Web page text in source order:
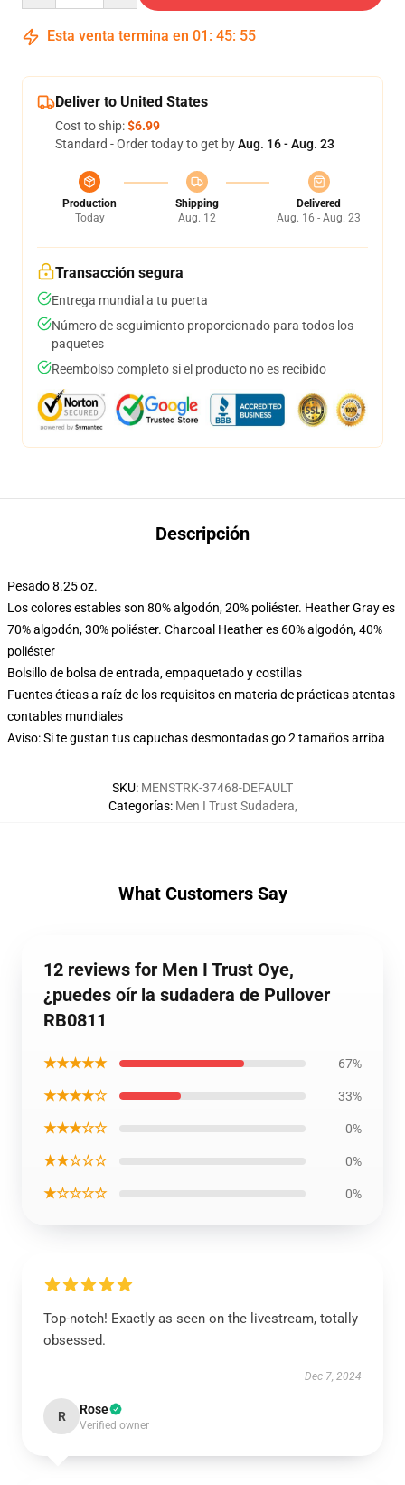
Esta venta termina en 01 : 45: 54
Deliver to United States
Cost to ship:$6.99
Standard - Order today to get byAug. 16 - Aug. 23
Production
Today
Shipping
Aug. 12
Delivered
Aug. 16 - Aug. 23
Transacción segura
Entrega mundial a tu puerta
Número de seguimiento proporcionado para todos los
paquetes
Reembolso completo si el producto no es recibido
Descripción
Pesado 8.25 oz.
Los colores estables son 80% algodón, 20% poliéster. Heather Gray es
70% algodón, 30% poliéster. Charcoal Heather es 60% algodón, 40%
poliéster
Bolsillo de bolsa de entrada, empaquetado y costillas
Fuentes éticas a raíz de los requisitos en materia de prácticas atentas
contables mundiales
Aviso: Si te gustan tus capuchas desmontadas go 2 tamaños arriba
SKU: MENSTRK-37468-DEFAULT
Categorías: Men I Trust Sudadera,
What Customers Say
12 reviews for Men I Trust Oye,
¿puedes oír la sudadera de Pullover
RB0811
★★★★★ 67%
★★★★☆ 33%
★★★☆☆ 0%
★★☆☆☆ 0%
★☆☆☆☆ 0%
Top-notch! Exactly as seen on the livestream, totally
obsessed.
Dec 7, 2024
R Rose
Verified owner